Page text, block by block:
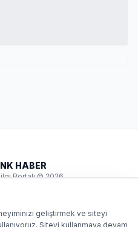
HABER
Portalı © 2026
geliştirmek ve siteyi
Siteyi kullanmaya devam